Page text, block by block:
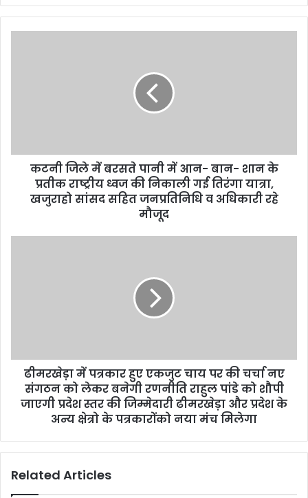
y
कटनी जिले में बरसते पानी में आन- बान- शान के
प्रतीक राष्ट्रीय ध्वज की निकाली गई तिरंगा यात्रा,
खजुराहो सांसद सहित जनप्रतिनिधि व अधिकारी रहे
मौजूद
ढीमरखेड़ा में पत्रकार हुए एकजुट चाय पर की चर्चा नए
संगठन को लेकर बनेगी रणनीति राहुल पांडे को शौपी
जाएगी प्रदेश स्तर की जिम्मेदारी ढीमरखेड़ा और प्रदेश के
अन्य क्षेत्रो के पत्रकारोंको नया मंच मिलेगा
Related Articles